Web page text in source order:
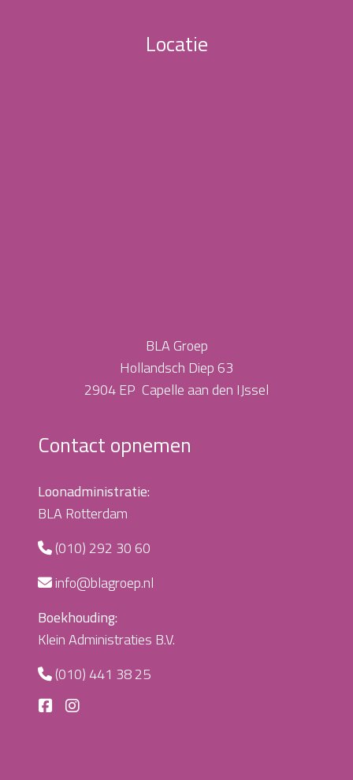
Locatie
BLA Groep
Hollandsch Diep 63
2904 EP Capelle aan den IJssel
Contact opnemen
Loonadministratie:
BLA Rotterdam
(010) 292 30 60
info@blagroep.nl
Boekhouding:
Klein Administraties B.V.
(010) 441 38 25